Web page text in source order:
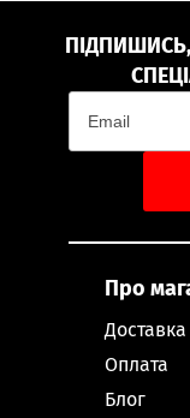
Про
Доставка
Оплата
Блог